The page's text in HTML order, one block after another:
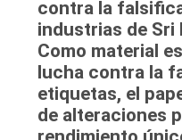
contra la
industrias de Sri
Como material
lucha contra la
etiquetas, el
de alteraciones